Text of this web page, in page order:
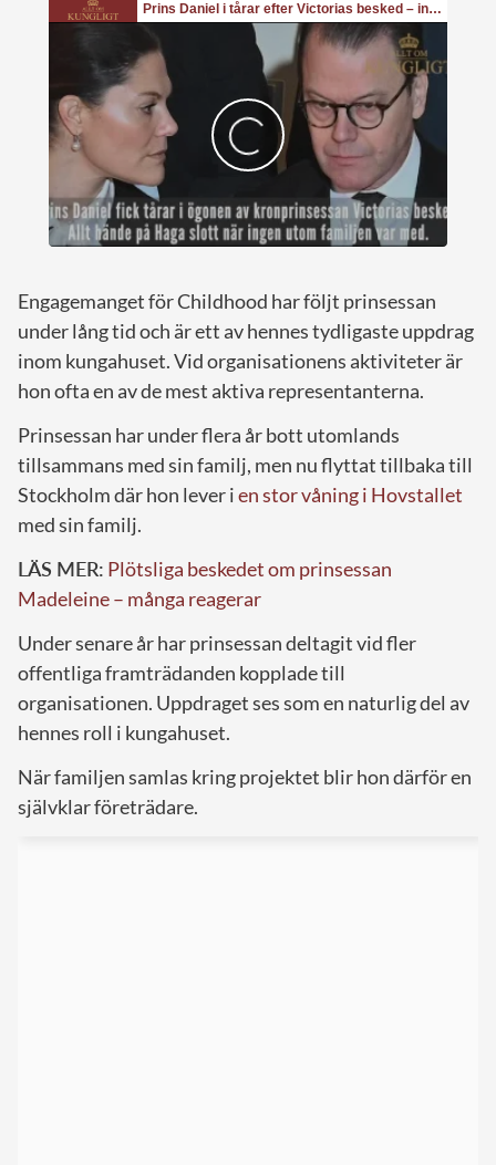
Engagemanget för Childhood har följt prinsessan
under lång tid och är ett av hennes tydligaste uppdrag
inom kungahuset. Vid organisationens aktiviteter är
hon ofta en av de mest aktiva representanterna.
Prinsessan har under flera år bott utomlands
tillsammans med sin familj, men nu flyttat tillbaka till
Stockholm där hon lever ien stor våning i Hovstallet
med sin familj.
LÄS MER: Plötsliga beskedet om prinsessan
Madeleine – många reagerar
Under senare år har prinsessan deltagit vid fler
offentliga framträdanden kopplade till
organisationen. Uppdraget ses som en naturlig del av
hennes roll i kungahuset.
När familjen samlas kring projektet blir hon därför en
självklar företrädare.